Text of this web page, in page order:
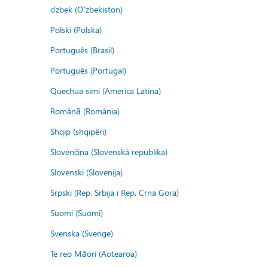
o'zbek (O'zbekiston)
Polski (Polska)
Português (Brasil)
Português (Portugal)
Quechua simi (America Latina)
Română (România)
Shqip (shqipëri)
Slovenčina (Slovenská republika)
Slovenski (Slovenija)
Srpski (Rep. Srbija i Rep. Crna Gora)
Suomi (Suomi)
Svenska (Sverige)
Te reo Māori (Aotearoa)